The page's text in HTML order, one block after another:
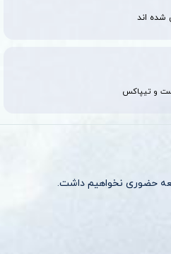
شده اند
و تیپاکس
حضوری نخواهیم داشت.